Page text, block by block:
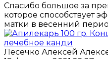
Спасибо большое за
которое способствует
матки в весенний
Лесечко Алексей